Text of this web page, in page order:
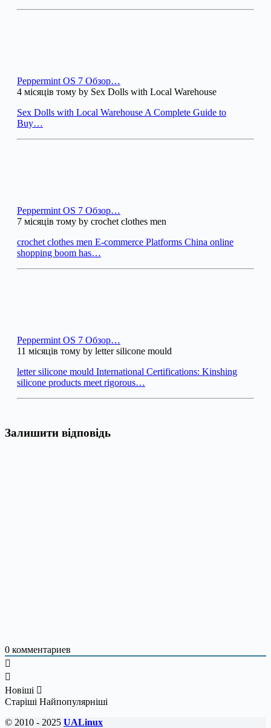
Peppermint OS 7 Обзор…
4 місяців тому by Sex Dolls with Local Warehouse
Sex Dolls with Local Warehouse A Complete Guide to
Buy…
Peppermint OS 7 Обзор…
7 місяців тому by crochet clothes men
crochet clothes men E-commerce Platforms China online
shopping boom has…
Peppermint OS 7 Обзор…
11 місяців тому by letter silicone mould
letter silicone mould International Certifications: Kinshing
silicone products meet rigorous…
Залишити відповідь
0 комментариев
Новіші
Старіші Найпопулярніші
© 2010 - 2025 UALinux